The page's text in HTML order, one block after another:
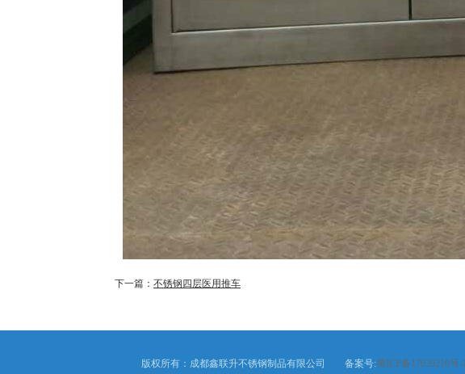
下一篇： 不锈钢四层医用推车
版权所有：成都鑫联升不锈钢制品有限公司 备案号:蜀ICP备17039210号-